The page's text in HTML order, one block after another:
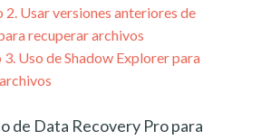
Usar versiones anteriores de
recuperar archivos
Uso de Shadow Explorer para
de Data Recovery Pro para